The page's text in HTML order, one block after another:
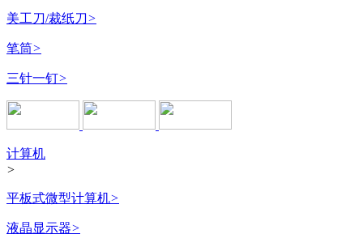
美工刀/裁纸刀>
笔筒>
三针一钉>
计算机
>
平板式微型计算机>
液晶显示器>